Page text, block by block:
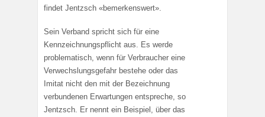
findet Jentzsch «bemerkenswert».
Sein Verband spricht sich für eine
Kennzeichnungspflicht aus. Es werde
problematisch, wenn für Verbraucher eine
Verwechslungsgefahr bestehe oder das
Imitat nicht den mit der Bezeichnung
verbundenen Erwartungen entspreche, so
Jentzsch. Er nennt ein Beispiel, über das